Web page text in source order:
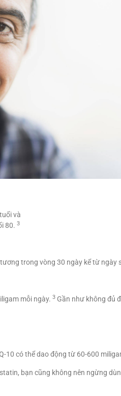
và
80. 3
trong vòng 30 ngày kể từ ngày
mỗi ngày. 3 Gần như không đủ
10 có thể dao động từ 60-600
bạn cũng không nên ngừng